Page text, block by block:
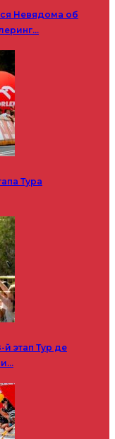
Невядома об
Тура
этап Тур де
и…